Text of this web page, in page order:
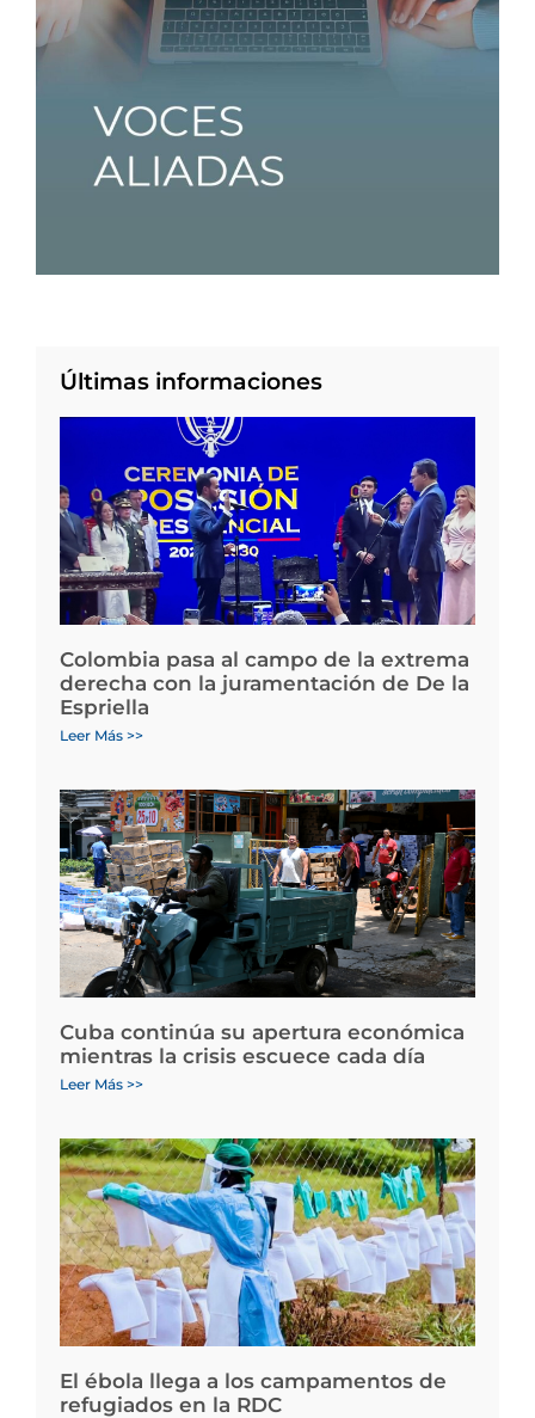
Últimas informaciones
Colombia pasa al campo de la extrema
derecha con la juramentación de De la
Espriella
Leer Más >>
Cuba continúa su apertura económica
mientras la crisis escuece cada día
Leer Más >>
El ébola llega a los campamentos de
refugiados en la RDC